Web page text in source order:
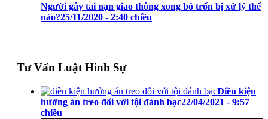
Người gây tai nạn giao thông xong bỏ trốn bị xử lý thế
nào?25/11/2020 - 2:40 chiều
Tư Vấn Luật Hình Sự
Điều kiện
hưởng án treo đối với tội đánh bạc22/04/2021 - 9:57
chiều